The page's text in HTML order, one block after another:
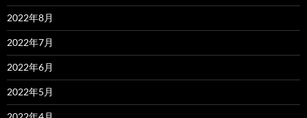
2022年8月
2022年7月
2022年6月
2022年5月